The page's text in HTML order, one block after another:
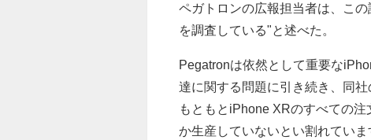
ペガトロンの広報担当者は、こ
を調査している"と述べた。
Pegatronは依然として重要な
達に関する問題に引き続き、同
もともとiPhone XRのすべての
か生産していないとい割れてい